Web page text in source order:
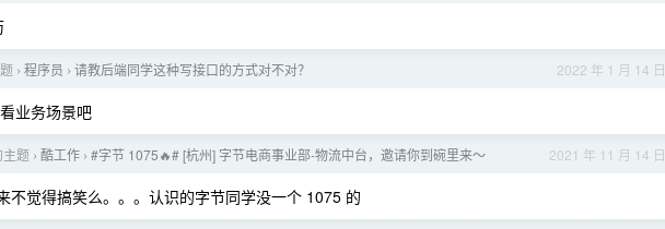
2022 年 1 月 14 日
› 程序员 › 请教后端同学这种写接口的方式对不对？
业务场景吧
2021 年 11 月 14 日
主题 › 酷工作 › #字节 1075🔥# [杭州] 字节电商事业部-物流中台，邀请你到碗里来～
不觉得搞笑么。。。认识的字节同学没一个 1075 的